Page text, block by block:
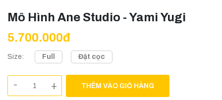
Mô Hình Ane Studio - Yami Yugi
5.700.000đ
Size: Full Đặt cọc
- + THÊM VÀO GIỎ HÀNG